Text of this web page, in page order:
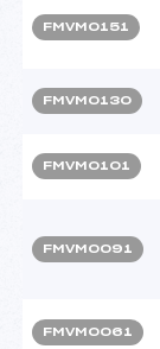
FMVM0151
FMVM0130
FMVM0101
FMVM0091
FMVM0061